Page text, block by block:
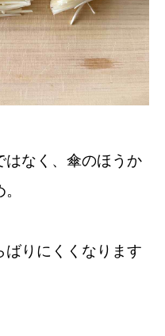
はなく、傘のほうか
ばりにくくなります